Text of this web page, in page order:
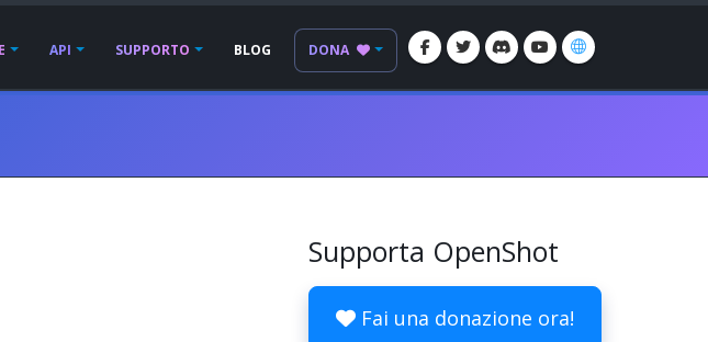
API SUPPORTO BLOG DONA
Supporta OpenShot
Fai una donazione ora!